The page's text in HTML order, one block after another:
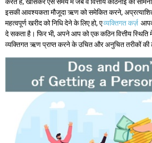
करते हैं, खासकर ऐसे समय में जब वे वित्तीय कठिनाई का
इसकी आवश्यकता मौजूदा ऋण को समेकित करने,
महत्वपूर्ण खरीद को निधि देने के लिए हो, एव्यक्तिगत कर्ज़
दे सकता है। फिर भी, अपने आप को एक कठिन वित्तीय स्थिति
व्यक्तिगत ऋण प्राप्त करने के उचित और अनुचित तरीकों